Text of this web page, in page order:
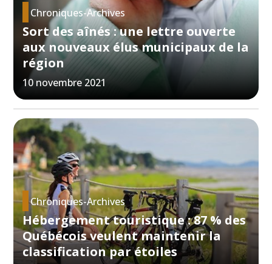
Chroniques-Archives
Sort des aînés : une lettre ouverte
aux nouveaux élus municipaux de la
région
10 novembre 2021
Chroniques-Archives
Hébergement touristique : 87 % des
Québécois veulent maintenir la
classification par étoiles